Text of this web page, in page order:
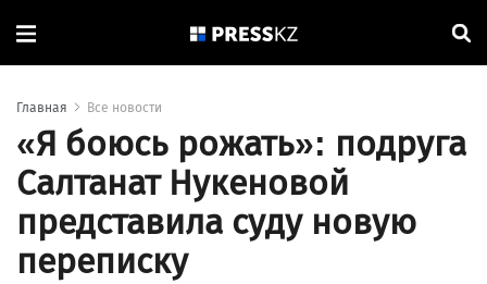
Главная Все новости
«Я боюсь рожать»: подруга
Салтанат Нукеновой
представила суду новую
переписку